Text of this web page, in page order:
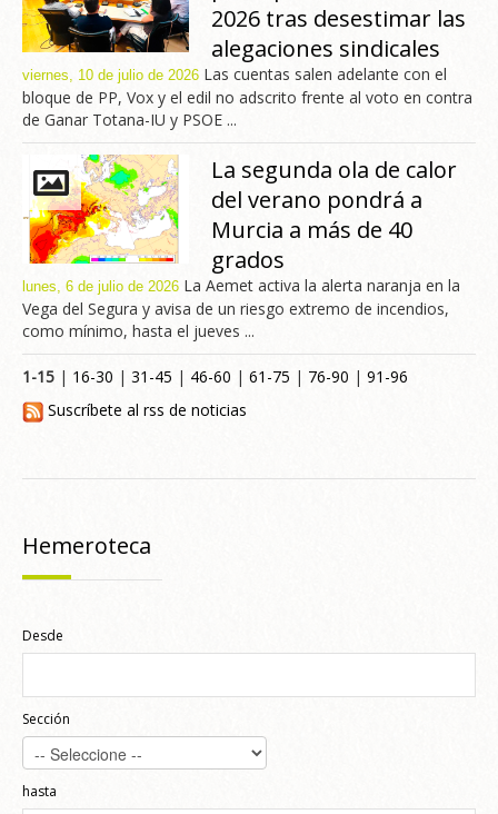
2026 tras desestimar las
alegaciones sindicales
viernes, 10 de julio de 2026 Las cuentas salen adelante con el
bloque de PP, Vox y el edil no adscrito frente al voto en contra
de Ganar Totana-IU y PSOE ...
La segunda ola de calor
del verano pondrá a
Murcia a más de 40
grados
lunes, 6 de julio de 2026 La Aemet activa la alerta naranja en la
Vega del Segura y avisa de un riesgo extremo de incendios,
como mínimo, hasta el jueves ...
1-15 | 16-30 | 31-45 | 46-60 | 61-75 | 76-90 | 91-96
Suscríbete al rss de noticias
Hemeroteca
Desde
Sección
hasta